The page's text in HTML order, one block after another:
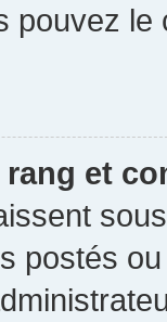
pouvez
rang et
postés